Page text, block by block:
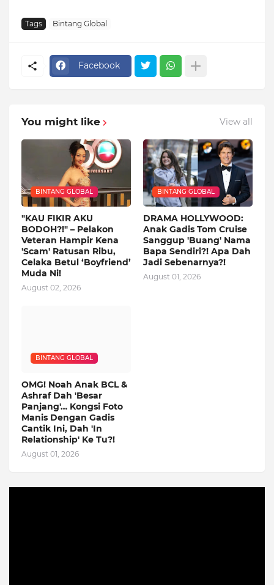
Tags Bintang Global
Facebook
You might like View all
BINTANG GLOBAL
"KAU FIKIR AKU
BODOH?!" – Pelakon
Veteran Hampir Kena
'Scam' Ratusan Ribu,
Celaka Betul ‘Boyfriend’
Muda Ni!
August 02, 2026
BINTANG GLOBAL
DRAMA HOLLYWOOD:
Anak Gadis Tom Cruise
Sanggup 'Buang' Nama
Bapa Sendiri?! Apa Dah
Jadi Sebenarnya?!
August 01, 2026
BINTANG GLOBAL
OMG! Noah Anak BCL &
Ashraf Dah 'Besar
Panjang'… Kongsi Foto
Manis Dengan Gadis
Cantik Ini, Dah 'In
Relationship' Ke Tu?!
August 01, 2026